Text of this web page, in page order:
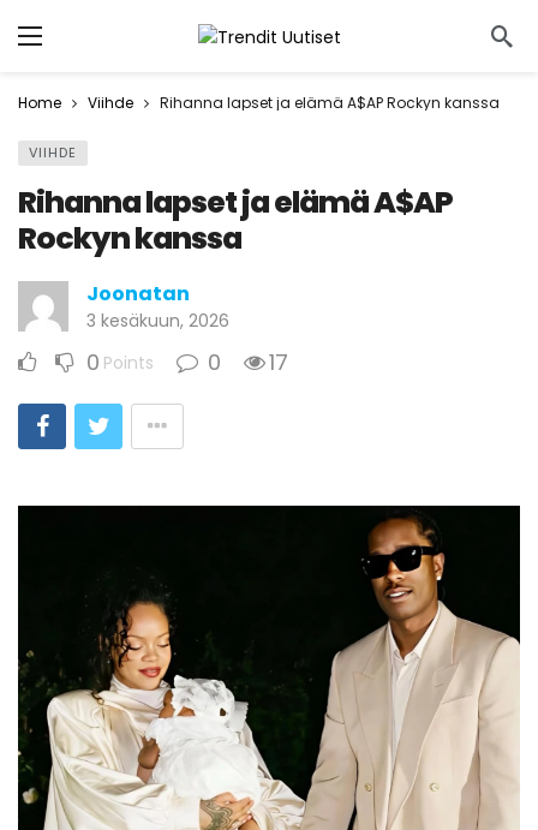
Home Viihde Rihanna lapset ja elämä A$AP Rockyn kanssa
VIIHDE
Rihanna lapset ja elämä A$AP
Rockyn kanssa
Joonatan
3 kesäkuun, 2026
0 Points 0 17